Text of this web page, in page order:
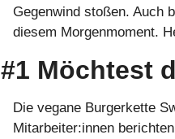
Gegenwind stoßen. Auch
diesem Morgenmoment.
#1 Möchtest
Die vegane Burgerkette
Mitarbeiter:innen